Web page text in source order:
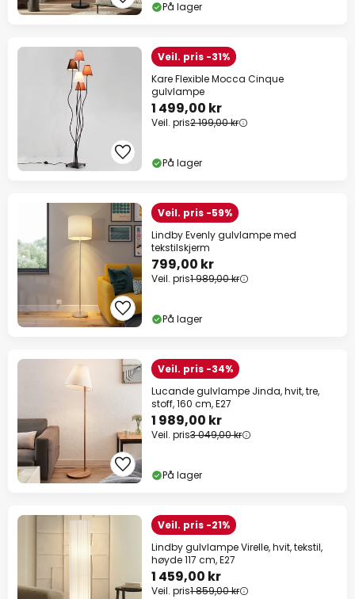
På lager
Veil. pris -31%
Kare Flexible Mocca Cinque
gulvlampe
1 499,00 kr
Veil. pris2 199,00 kr
På lager
Veil. pris -59%
Lindby Evenly gulvlampe med
tekstilskjerm
799,00 kr
Veil. pris1 989,00 kr
På lager
Veil. pris -34%
Lucande gulvlampe Jinda, hvit, tre,
stoff, 160 cm, E27
1 989,00 kr
Veil. pris3 049,00 kr
På lager
Veil. pris -21%
Lindby gulvlampe Virelle, hvit, tekstil,
høyde 117 cm, E27
1 459,00 kr
Veil. pris1 859,00 kr